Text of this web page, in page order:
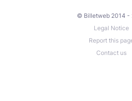
© Billetweb 2014 -
Legal Notice
Report this
Contact us